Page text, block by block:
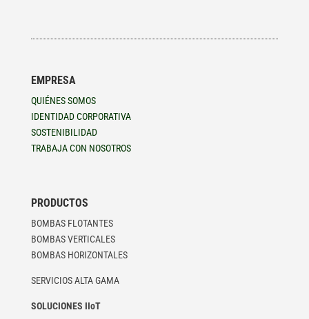
EMPRESA
QUIÉNES SOMOS
IDENTIDAD CORPORATIVA
SOSTENIBILIDAD
TRABAJA CON NOSOTROS
PRODUCTOS
BOMBAS FLOTANTES
BOMBAS VERTICALES
BOMBAS HORIZONTALES
SERVICIOS ALTA GAMA
SOLUCIONES IIoT